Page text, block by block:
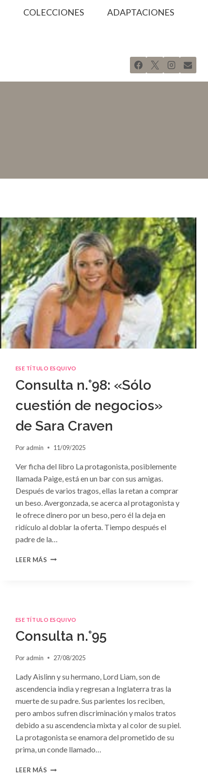
COLECCIONES ADAPTACIONES
ESE TÍTULO ESQUIVO
Consulta n.°98: «Sólo
cuestión de negocios»
de Sara Craven
Por admin 11/09/2025
Ver ficha del libro La protagonista, posiblemente
llamada Paige, está en un bar con sus amigas.
Después de varios tragos, ellas la retan a comprar
un beso. Avergonzada, se acerca al protagonista y
le ofrece dinero por un beso, pero él la deja en
ridículo al doblar la oferta. Tiempo después el
padre de la…
LEER MÁS CONSULTA
SARA
ESE TÍTULO ESQUIVO
Consulta n.°95
Por admin 27/08/2025
Lady Aislinn y su hermano, Lord Liam, son de
ascendencia india y regresan a Inglaterra tras la
muerte de su padre. Sus parientes los reciben,
pero ambos sufren discriminación y malos tratos
debido a su ascendencia mixta y al color de su piel.
La protagonista se enamora del prometido de su
prima, un conde llamado…
LEER MÁS CONSULTA